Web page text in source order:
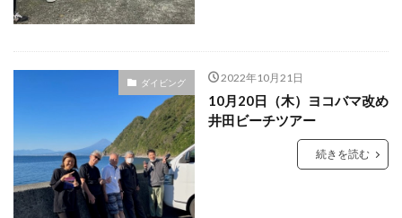
ダイビング 2022年10月21日
10月20日（木）ヨコバマ改め
井田ビーチツアー
続きを読む